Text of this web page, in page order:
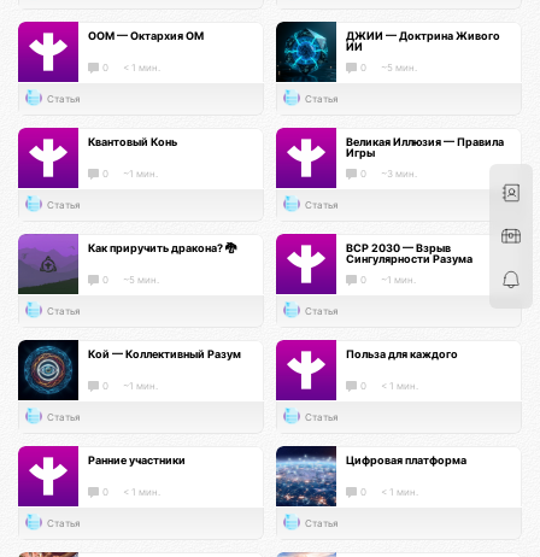
ООМ — Октархия ОМ
0 < 1 мин.
Статья
ДЖИИ — Доктрина Живого
ИИ
0 ~5 мин.
Статья
Квантовый Конь
0 ~1 мин.
Статья
Великая Иллюзия — Правила
Игры
0 ~3 мин.
Статья
Как приручить дракона? 🐉
0 ~5 мин.
Статья
ВСР 2030 — Взрыв
Сингулярности Разума
0 ~1 мин.
Статья
Кой — Коллективный Разум
0 ~1 мин.
Статья
Польза для каждого
0 < 1 мин.
Статья
Ранние участники
0 < 1 мин.
Статья
Цифровая платформа
0 < 1 мин.
Статья